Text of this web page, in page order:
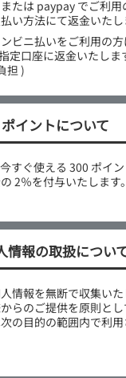
たは paypay でご利用
い方法にて返金いたし
ビニ払いをご利用の
定口座に返金いたしま
担 )
ポイントについて
すぐ使える 300 ポイ
2％を付与いたします
情報の取扱につい
情報を無断で収集い
らのご提供を原則と
の目的の範囲内で利